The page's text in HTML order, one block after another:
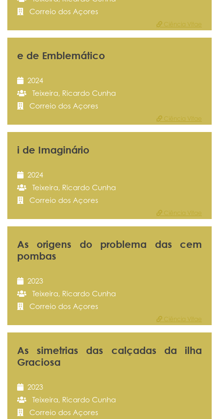
Correio dos Açores
Ciência Vitae
e de Emblemático
2024
Teixeira, Ricardo Cunha
Correio dos Açores
Ciência Vitae
i de Imaginário
2024
Teixeira, Ricardo Cunha
Correio dos Açores
Ciência Vitae
As origens do problema das cem
pombas
2023
Teixeira, Ricardo Cunha
Correio dos Açores
Ciência Vitae
As simetrias das calçadas da ilha
Graciosa
2023
Teixeira, Ricardo Cunha
Correio dos Açores